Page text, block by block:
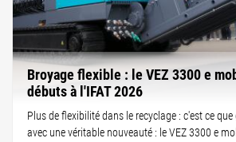
Broyage flexible : le VEZ 3300 e
débuts à l'IFAT 2026
Plus de flexibilité dans le recyclage : c'est ce
avec une véritable nouveauté : le VEZ 3300 e